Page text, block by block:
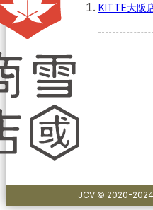
KITTE大阪
JCV © 2020-